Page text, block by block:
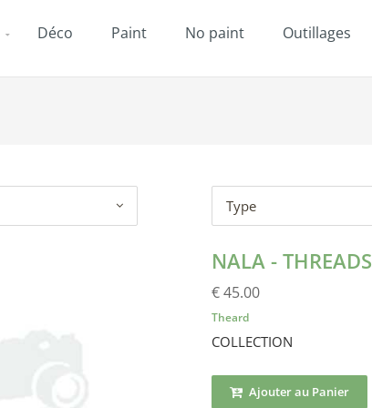
Déco Paint No paint Outillages
Type
NALA - THREADS
€ 45.00
Theard
COLLECTION
Ajouter au Panier